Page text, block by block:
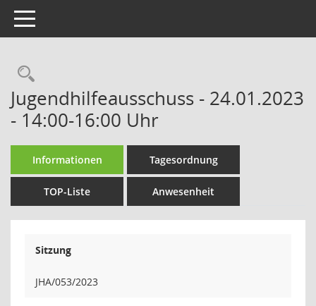
Toggle navigation
Rechercheauswahl
Jugendhilfeausschuss - 24.01.2023
- 14:00-16:00 Uhr
Informationen Tagesordnung
TOP-Liste Anwesenheit
Sitzung
JHA/053/2023